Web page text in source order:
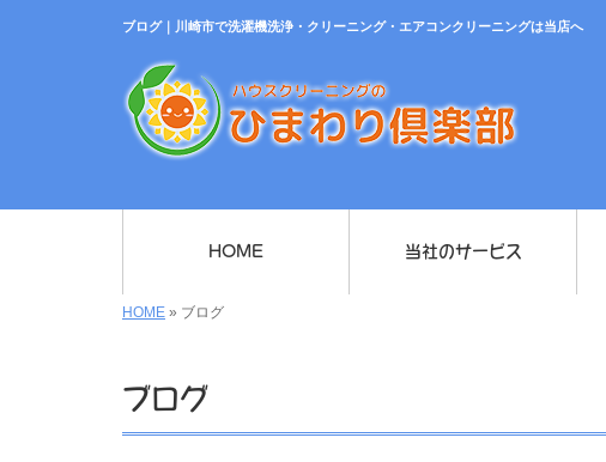
ブログ｜川崎市で洗濯機洗浄・クリーニング・エアコンクリーニングは当店へ
HOME 当社のサービス
HOME » ブログ
ブログ